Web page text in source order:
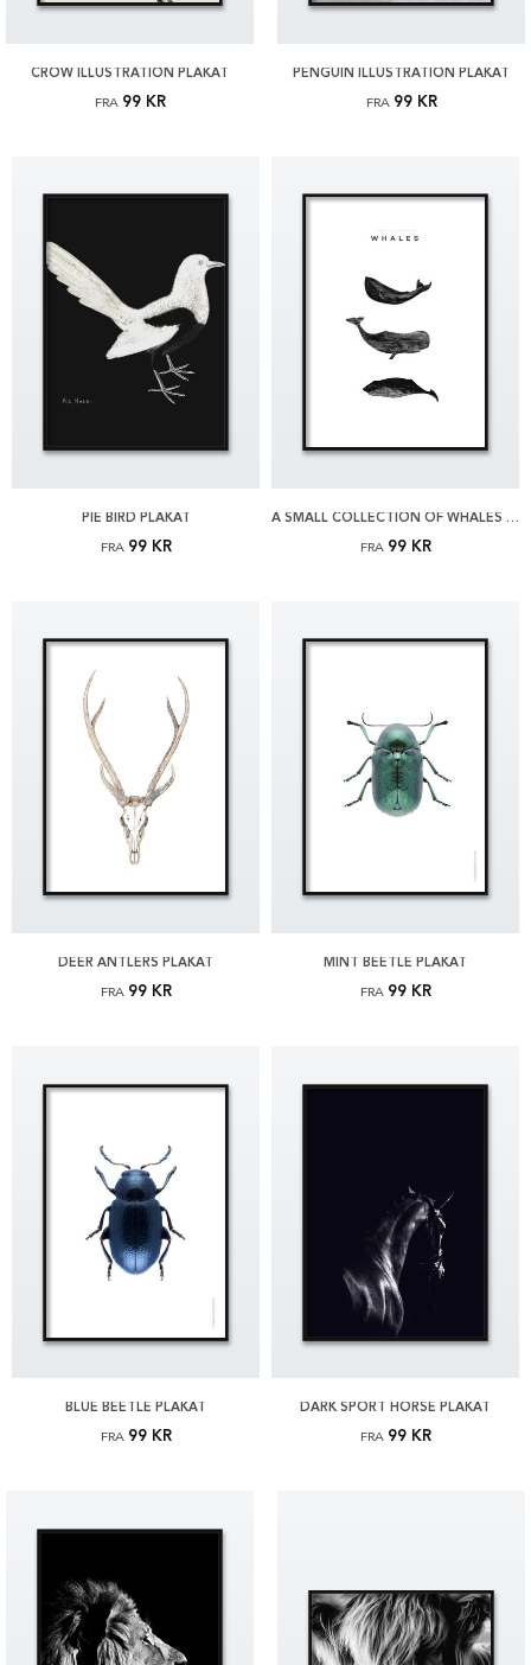
CROW ILLUSTRATION PLAKAT
FRA 99 KR
PENGUIN ILLUSTRATION PLAKAT
FRA 99 KR
PIE BIRD PLAKAT
FRA 99 KR
A SMALL COLLECTION OF WHALES PLAKAT
FRA 99 KR
DEER ANTLERS PLAKAT
FRA 99 KR
MINT BEETLE PLAKAT
FRA 99 KR
BLUE BEETLE PLAKAT
FRA 99 KR
DARK SPORT HORSE PLAKAT
FRA 99 KR